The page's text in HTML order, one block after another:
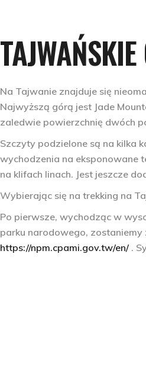
Na Tajwanie znajduje się
Najwyższą górą jest Jade
zaledwie powierzchnię dwóch
Szczyty podzielone są na kilka
wychodzenia na eksponowane
na klifach linach. Jest jeszcze
Wybierając się na trekking na
Po pierwsze, wychodząc w
parku narodowego,
https://npm.cpami.gov.tw/en/ .